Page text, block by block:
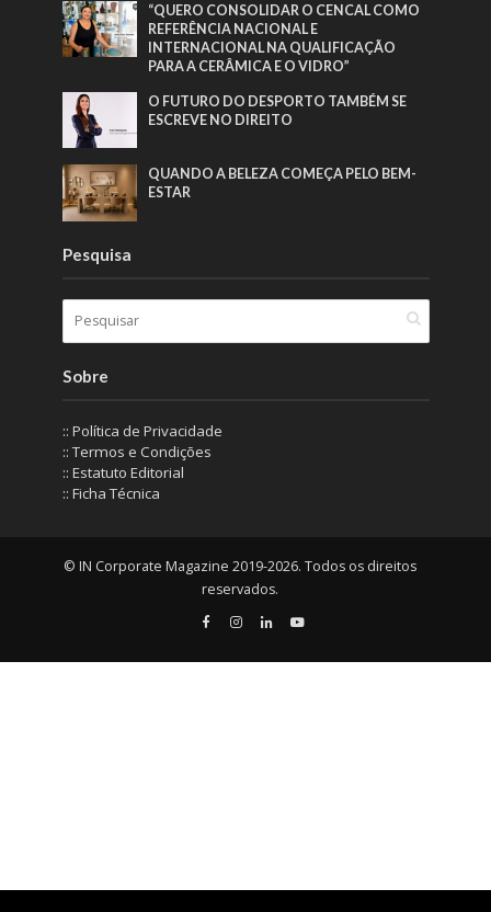
“QUERO CONSOLIDAR O CENCAL COMO
REFERÊNCIA NACIONAL E
INTERNACIONAL NA QUALIFICAÇÃO
PARA A CERÂMICA E O VIDRO”
O FUTURO DO DESPORTO TAMBÉM SE
ESCREVE NO DIREITO
QUANDO A BELEZA COMEÇA PELO BEM-
ESTAR
Pesquisa
Sobre
:: Política de Privacidade
:: Termos e Condições
:: Estatuto Editorial
:: Ficha Técnica
© IN Corporate Magazine 2019-2026. Todos os direitos
reservados.